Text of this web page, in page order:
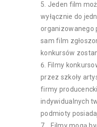
Jeden film
wyłącznie do
organizowanego
sam film
konkursów
Filmy
przez szkoły
firmy
indywidualnych
podmioty